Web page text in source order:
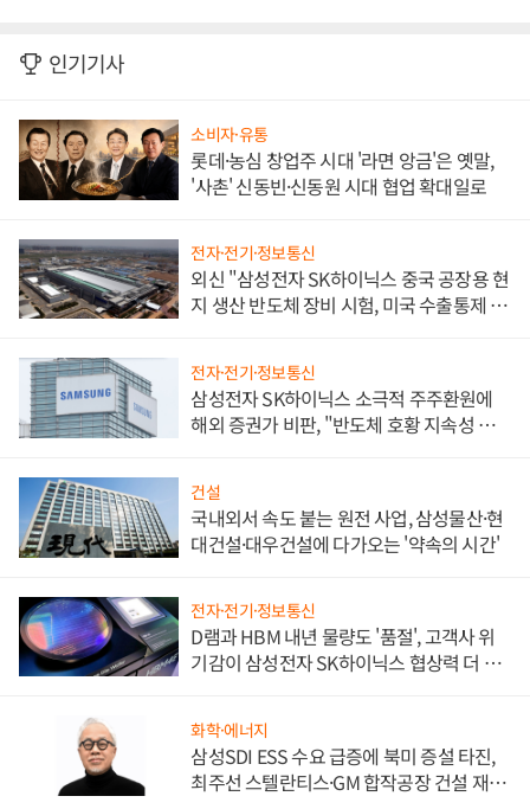
인기기사
소비자·유통
롯데·농심 창업주 시대 '라면 앙금'은 옛말,
'사촌' 신동빈·신동원 시대 협업 확대일로
전자·전기·정보통신
외신 "삼성전자 SK하이닉스 중국 공장용 현
지 생산 반도체 장비 시험, 미국 수출통제 대
전자·전기·정보통신
삼성전자 SK하이닉스 소극적 주주환원에
해외 증권가 비판, "반도체 호황 지속성 의
건설
국내외서 속도 붙는 원전 사업, 삼성물산·현
대건설·대우건설에 다가오는 '약속의 시간'
전자·전기·정보통신
D램과 HBM 내년 물량도 '품절', 고객사 위
기감이 삼성전자 SK하이닉스 협상력 더 키
화학·에너지
삼성SDI ESS 수요 급증에 북미 증설 타진,
최주선 스텔란티스·GM 합작공장 건설 재추